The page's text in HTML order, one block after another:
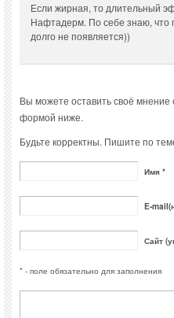
Если жирная, то длительный
Нафтадерм. По себе знаю, что
долго не появляется))
Вы можете оставить своё
формой ниже.
Будьте корректны. Пишите по
Имя *
E-
Сайт
* - поле обязательно для заполнения